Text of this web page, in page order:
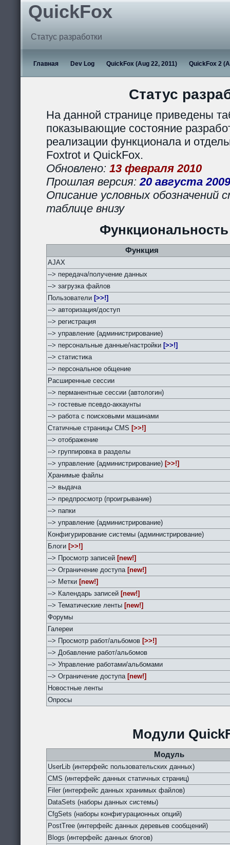
QuickFox
Статус разработки
Главная Dev Log QuickFox (Aug 22, 2011) QuickFox 2
Статус
На данной странице приведены
показывающие состояние
реализации функционала и
Foxtrot и QuickFox.
Обновлено: 13 февраля 2010
Прошлая версия:20 августа 2009
Описание условных обозначений
таблице внизу
Функция
AJAX
--> передача/получение данных
--> загрузка файлов
Пользователи [>>!]
--> авторизация/доступ
--> регистрация
--> управление (администрирование)
--> персональные данные/настройки [>>!]
--> статистика
--> персональное общение
Расширенные сессии
--> перманентные сессии (автологин)
--> гостевые псевдо-аккаунты
--> работа с поисковыми машинами
Статичные страницы CMS [>>!]
--> отображение
--> группировка в разделы
--> управление (администрирование) [>>!]
Хранимые файлы
--> выдача
--> предпросмотр (проигрывание)
--> папки
--> управление (администрирование)
Конфигурирование системы (администрирование)
Блоги [>>!]
--> Просмотр записей [new!]
--> Ограничение доступа [new!]
--> Метки [new!]
--> Календарь записей [new!]
--> Тематические ленты [new!]
Форумы
Галереи
--> Просмотр работ/альбомов [>>!]
--> Добавление работ/альбомов
--> Управление работами/альбомами
--> Ограничение доступа [new!]
Новостные ленты
Опросы
Модули
Модуль
UserLib (интерфейс пользовательских данных)
CMS (интерфейс данных статичных страниц)
Filer (интерфейс данных хранимых файлов)
DataSets (наборы данных системы)
CfgSets (наборы конфигурационных опций)
PostTree (интерфейс данных деревьев сообщений)
Blogs (интерфейс данных блогов)